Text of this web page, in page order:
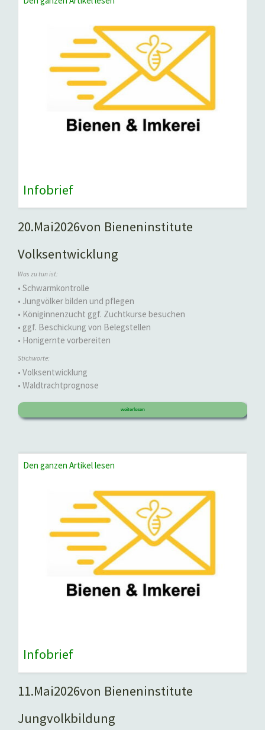
Infobrief
20.Mai2026von Bieneninstitute
Volksentwicklung
Was zu tun ist:
• Schwarmkontrolle
• Jungvölker bilden und pflegen
• Königinnenzucht ggf. Zuchtkurse besuchen
• ggf. Beschickung von Belegstellen
• Honigernte vorbereiten
Stichworte:
• Volksentwicklung
• Waldtrachtprognose
weiterlesen
Den ganzen Artikel lesen
Infobrief
11.Mai2026von Bieneninstitute
Jungvolkbildung